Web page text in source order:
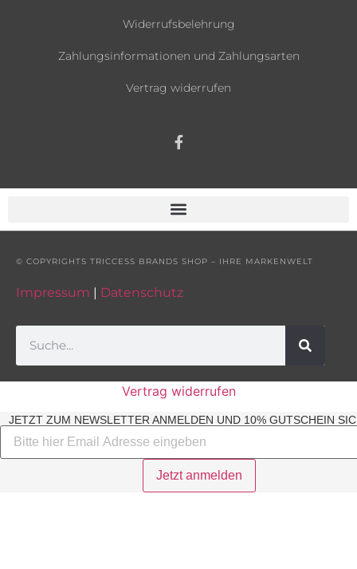
Widerrufsbelehrung
Zahlungsinformationen und Zahlungsarten
Vertrag widerrufen
© COPYRIGHTS TRICCESS BRANDS SHOP – IHRE MARKENWELT
Impressum | Datenschutz
Vertrag widerrufen
JETZT ZUM NEWSLETTER ANMELDEN UND 10% GUTSCHEIN